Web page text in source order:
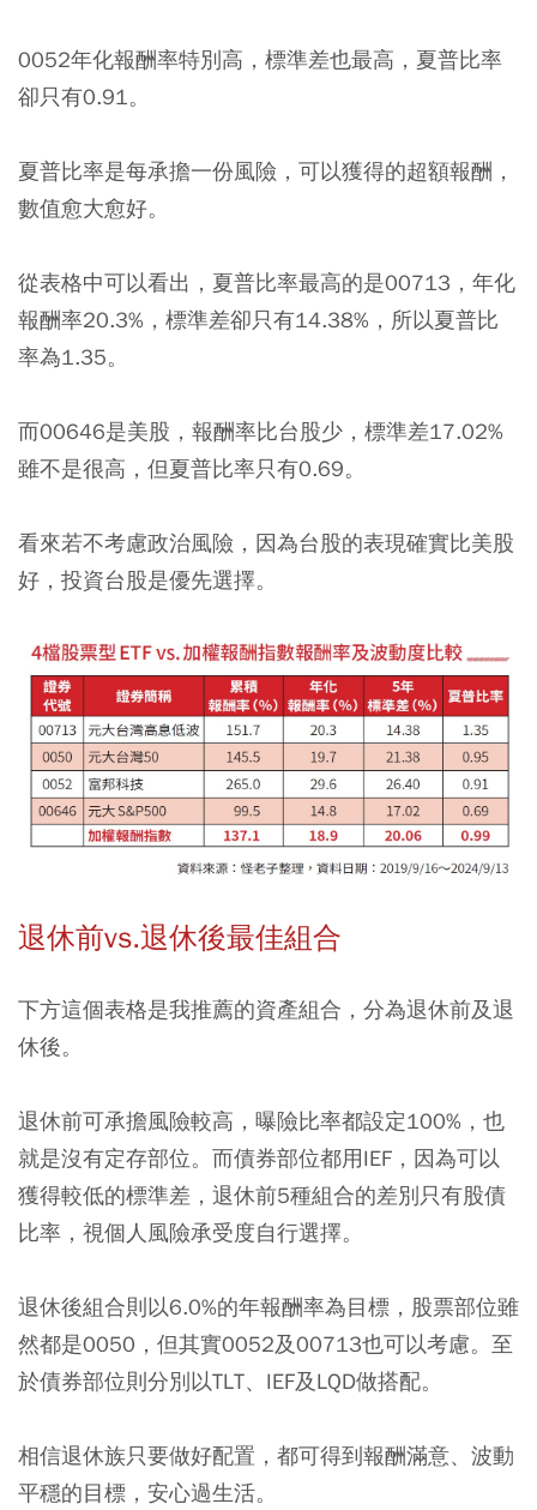
0052年化報酬率特別高，標準差也最高，夏普比率
卻只有0.91。
夏普比率是每承擔一份風險，可以獲得的超額報酬，
數值愈大愈好。
從表格中可以看出， 夏普比率最高的是00713，年化
報酬率20.3%，標準差卻只有14.38%，所以夏普比
率為1.35。
而00646是美股，報酬率比台股少，標準差17.02%
雖不是很高，但夏普比率只有0.69。
看來若不考慮政治風險，因為台股的表現確實比美股
好，投資台股是優先選擇。
退休前vs.退休後最佳組合
下方這個表格是我推薦的資產組合，分為退休前及退
休後。
退休前可承擔風險較高，曝險比率都設定100%，也
就是沒有定存部位。而債券部位都用IEF，因為可以
獲得較低的標準差，退休前5種組合的差別只有股債
比率，視個人風險承受度自行選擇。
退休後組合則以6.0%的年報酬率為目標，股票部位雖
然都是0050，但其實0052及00713也可以考慮。至
於債券部位則分別以TLT、IEF及LQD做搭配。
相信退休族只要做好配置，都可得到報酬滿意、波動
平穩的目標，安心過生活。